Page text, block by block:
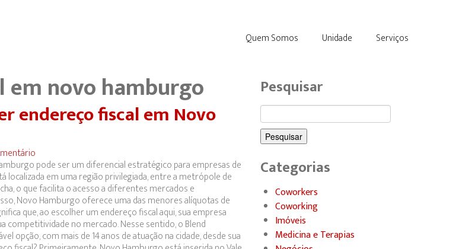
Quem Somos Unidade Serviços
em novo hamburgo
endereço fiscal em Novo
pode ser um diferencial estratégico para empresas de
localizada em uma região privilegiada, entre a metrópole de
o que facilita o acesso a diferentes mercados e
Novo Hamburgo oferece uma das menores alíquotas de
que, ao escolher um endereço fiscal aqui, sua empresa
competitividade no mercado. Nesse sentido, o Blend
opção, com mais de 14 anos de atuação na cidade, desde sua
Pesquisar
Pesquisar
por:
Categorias
Coworkers
Coworking
Imóveis
Medicina e Terapias